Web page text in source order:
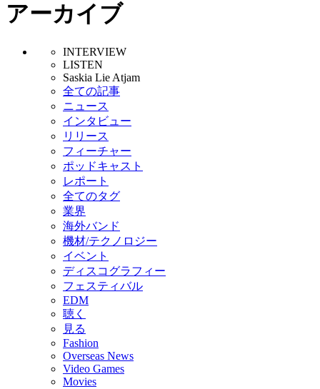
アーカイブ
INTERVIEW
LISTEN
Saskia Lie Atjam
全ての記事
ニュース
インタビュー
リリース
フィーチャー
ポッドキャスト
レポート
全てのタグ
業界
海外バンド
機材/テクノロジー
イベント
ディスコグラフィー
フェスティバル
EDM
聴く
見る
Fashion
Overseas News
Video Games
Movies